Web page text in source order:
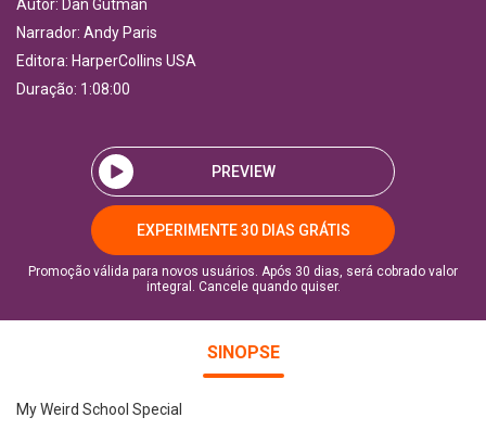
Autor: Dan Gutman
Narrador: Andy Paris
Editora: HarperCollins USA
Duração: 1:08:00
PREVIEW
EXPERIMENTE 30 DIAS GRÁTIS
Promoção válida para novos usuários. Após 30 dias, será cobrado valor
integral. Cancele quando quiser.
SINOPSE
My Weird School Special